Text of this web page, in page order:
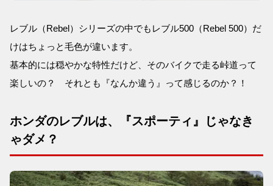
レブル（Rebel）シリーズの中でもレブル500（Rebel 500）だ
けはちょっと毛色が違います。
基本的には穏やかな特性だけど、そのバイクで走る峠道って
楽しいの？ それとも『なんか違う』って感じるのか？！
ホンダのレブルは、『スポーティ』じゃなき
ゃダメ？